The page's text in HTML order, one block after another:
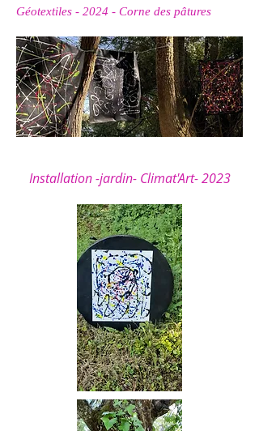
Géotextiles - 2024 - Corne des pâtures
Installation -jardin- Climat'Art- 2023